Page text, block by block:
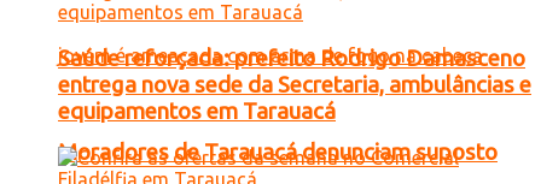
Moradores de Tarauacá denunciam suposto
Saúde reforçada: prefeito Rodrigo Damasceno
entrega nova sede da Secretaria, ambulâncias e
equipamentos em Tarauacá